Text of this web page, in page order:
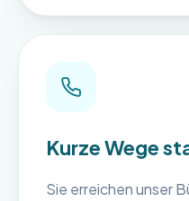
Kurze Wege
Sie erreichen unser